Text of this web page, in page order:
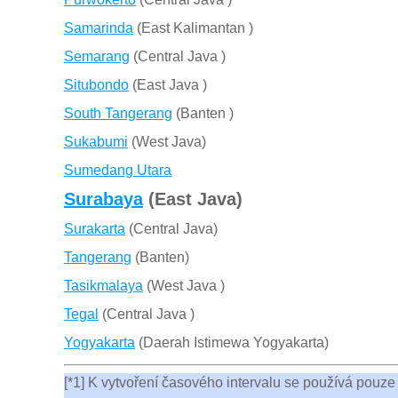
Samarinda (East Kalimantan )
Semarang (Central Java )
Situbondo (East Java )
South Tangerang (Banten )
Sukabumi (West Java)
Sumedang Utara
Surabaya(East Java)
Surakarta (Central Java)
Tangerang (Banten)
Tasikmalaya (West Java )
Tegal (Central Java )
Yogyakarta (Daerah Istimewa Yogyakarta)
[*1] K vytvoření časového intervalu se používá